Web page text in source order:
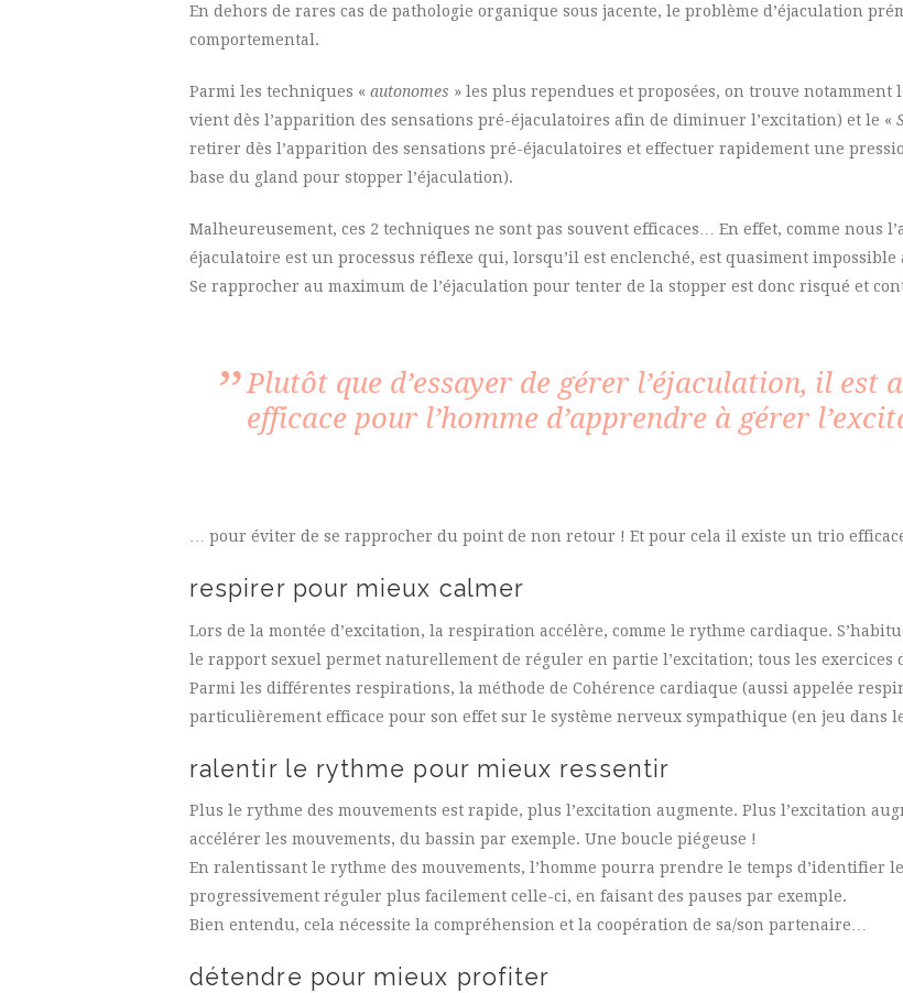
En dehors de rares cas de pathologie organique sous jacente, le problème d’éjaculation
comportemental.
Parmi les techniques « autonomes » les plus rependues et proposées, on trouve notamment
vient dès l’apparition des sensations pré-éjaculatoires afin de diminuer l’excitation) et le «
retirer dès l’apparition des sensations pré-éjaculatoires et effectuer rapidement une
base du gland pour stopper l’éjaculation).
Malheureusement, ces 2 techniques ne sont pas souvent efficaces… En effet, comme nous
éjaculatoire est un processus réflexe qui, lorsqu’il est enclenché, est quasiment impossible
Se rapprocher au maximum de l’éjaculation pour tenter de la stopper est donc risqué et
Plutôt que d’essayer de gérer l’éjaculation, il est
efficace pour l’homme d’apprendre à gérer
… pour éviter de se rapprocher du point de non retour ! Et pour cela il existe un trio
respirer pour mieux calmer
Lors de la montée d’excitation, la respiration accélère, comme le rythme cardiaque.
le rapport sexuel permet naturellement de réguler en partie l’excitation; tous les
Parmi les différentes respirations, la méthode de Cohérence cardiaque (aussi appelée
particulièrement efficace pour son effet sur le système nerveux sympathique (en jeu dans
ralentir le rythme pour mieux ressentir
Plus le rythme des mouvements est rapide, plus l’excitation augmente. Plus l’excitation
accélérer les mouvements, du bassin par exemple. Une boucle piégeuse !
En ralentissant le rythme des mouvements, l’homme pourra prendre le temps d’identifier
progressivement réguler plus facilement celle-ci, en faisant des pauses par exemple.
Bien entendu, cela nécessite la compréhension et la coopération de sa/son partenaire…
détendre pour mieux profiter